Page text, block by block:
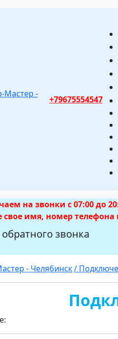
+79675554547
на звонки с 07:00 до
свое имя, номер
обратного звонка
- Челябинск/